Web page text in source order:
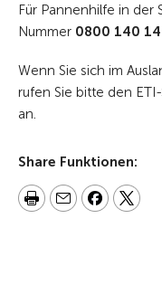
Für Pannenhilfe in der
Nummer 0800 140
Wenn Sie sich im
rufen Sie bitte den
an.
Share Funktionen: